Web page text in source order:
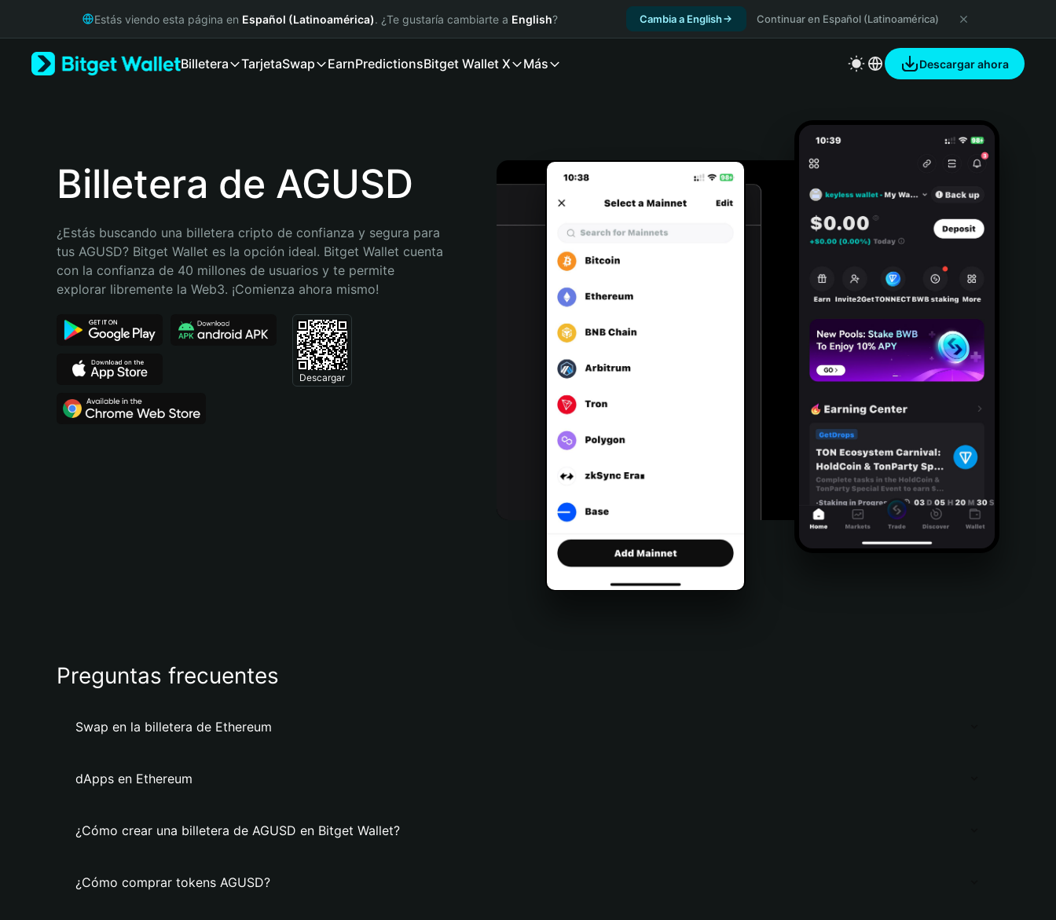
Русский
Bahasa Indonesia
Português (Brasil)
Estás viendo esta página en Español (Latinoamérica). ¿Te gustaría cambiarte a English? Cambia a English Continuar en Español (Latinoamérica)
Billetera TarjetaSwap EarnPredictionsBitget Wallet X Más Descargar ahora
Billetera de AGUSD
¿Estás buscando una billetera cripto de confianza y segura para
tus AGUSD? Bitget Wallet es la opción ideal. Bitget Wallet cuenta
con la confianza de 40 millones de usuarios y te permite
explorar libremente la Web3. ¡Comienza ahora mismo!
Descargar
Preguntas frecuentes
Swap en la billetera de Ethereum
dApps en Ethereum
¿Cómo crear una billetera de AGUSD en Bitget Wallet?
¿Cómo comprar tokens AGUSD?